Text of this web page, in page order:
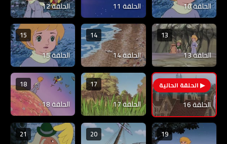
الحلقة 10 الحلقة 11 الحلقة 12
13
الحلقة 13
14
الحلقة 14
15
الحلقة 15
16
الحلقة 16
17
الحلقة 17
18
الحلقة 18
19
20
21